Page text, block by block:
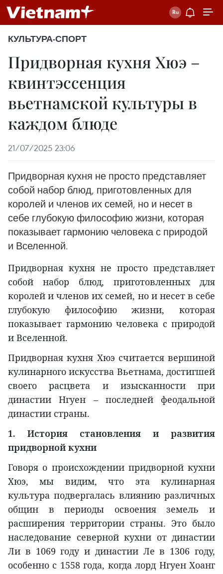
КУЛЬТУРА-СПОРТ
Придворная кухня Хюэ –
квинтэссенция
вьетнамской культуры в
каждом блюде
21/07/2025 23:06
Придворная кухня не просто представляет
собой набор блюд, приготовленных для
королей и членов их семей, но и несет в
себе глубокую философию жизни, которая
показывает гармонию человека с природой
и Вселенной.
Придворная кухня не просто представляет
собой набор блюд, приготовленных для
королей и членов их семей, но и несет в себе
глубокую философию жизни, которая
показывает гармонию человека с природой
и Вселенной.
Придворная кухня Хюэ считается вершиной
кулинарного искусства Вьетнама, достигшей
своего расцвета и изысканности при
династии Нгуен – последней феодальной
династии страны.
1. История становления и развития
придворной кухни
Говоря о происхождении придворной кухни
Хюэ, мы видим, что эта кулинарная
культура подвергалась влиянию различных
общин в периоды освоения земель и
расширения территории страны. Это было
наследование северной кухни от династии
Ли в 1069 году и династии Ле в 1306 году,
особенно с 1558 года, когда лорд Нгуен Хоанг